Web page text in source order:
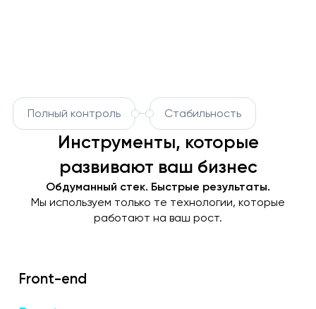
Полный контроль Стабильность
Инструменты, которые
развивают ваш бизнес
Обдуманный стек. Быстрые результаты.
Мы используем только те технологии, которые
работают на ваш рост.
Front-end